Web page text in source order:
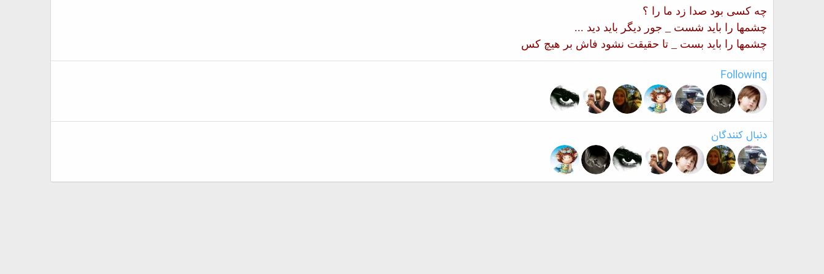
چه کسی بود صدا زد ما را ؟
چشمها را باید شست _ جور دیگر باید دید ...
چشمها را باید بست _ تا حقیقت نشود فاش بر هیچ کس
Following
دنبال کنندگان